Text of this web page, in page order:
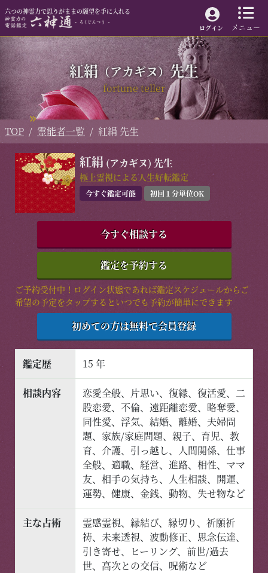
メニュー
六つの神霊力で思うがままの願望を手に入れる
ログイン
紅絹（アカギヌ）先生
fortune teller
TOP 霊能者一覧 紅絹 先生
紅絹 (アカギヌ) 先生
極上霊視による人生好転鑑定
今すぐ鑑定可能 初回１分単位OK
今すぐ相談する
鑑定を予約する
ご予約受付中！ログイン状態であれば鑑定スケジュールからご
希望の予定をタップするといつでも予約が簡単にできます
初めての方は無料で会員登録
鑑定歴 15 年
相談内容
恋愛全般、片思い、復縁、復活愛、二
股恋愛、不倫、遠距離恋愛、略奪愛、
同性愛、浮気、結婚、離婚、夫婦問
題、家族/家庭問題、親子、育児、教
育、介護、引っ越し、人間関係、仕事
全般、適職、経営、進路、相性、ママ
友、相手の気持ち、人生相談、開運、
運勢、健康、金銭、動物、失せ物など
主な占術
霊感霊視、縁結び、縁切り、祈願祈
祷、未来透視、波動修正、思念伝達、
引き寄せ、ヒーリング、前世/過去
世、高次との交信、呪術など
電話でのお問い合わせ
六つの神霊力による特別な電話鑑定で、
霊能者があなたの「愛」を叶えます。
03-6382-5051
24時間自動受付（年中無休）
メールで問い合わせる
六神通 TOP
霊能者一覧
お客様からの声
人気ランキング
ご利用ガイド
料金・お支払い
よくあるご質問
六神通とは
利用規約
特定商取引法表記
サイトマップ
会員ログイン
© 2026 神霊力の電話鑑定六神通